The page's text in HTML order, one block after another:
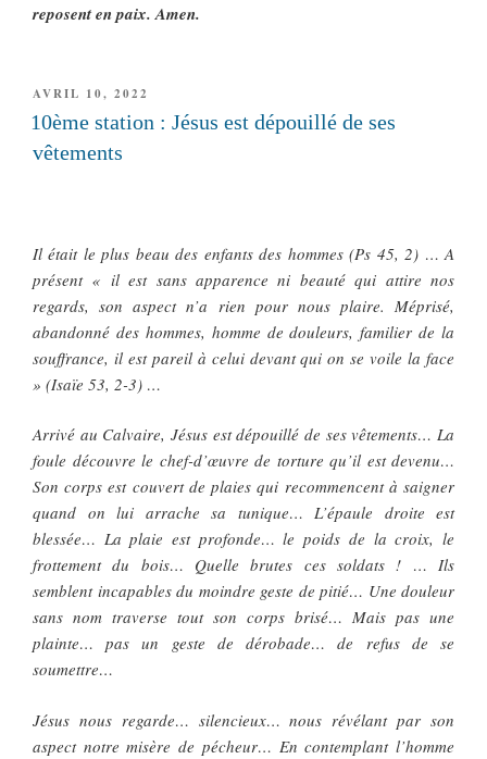
reposent en paix. Amen.
PUBLIÉ
LE
AVRIL 10, 2022
10ème station : Jésus est dépouillé de ses
vêtements
Il était le plus beau des enfants des hommes (Ps 45, 2) … A
présent « il est sans apparence ni beauté qui attire nos
regards, son aspect n’a rien pour nous plaire. Méprisé,
abandonné des hommes, homme de douleurs, familier de la
souffrance, il est pareil à celui devant qui on se voile la face
» (Isaïe 53, 2-3) …
Arrivé au Calvaire, Jésus est dépouillé de ses vêtements… La
foule découvre le chef-d’œuvre de torture qu’il est devenu…
Son corps est couvert de plaies qui recommencent à saigner
quand on lui arrache sa tunique… L’épaule droite est
blessée… La plaie est profonde… le poids de la croix, le
frottement du bois… Quelle brutes ces soldats ! … Ils
semblent incapables du moindre geste de pitié… Une douleur
sans nom traverse tout son corps brisé… Mais pas une
plainte… pas un geste de dérobade… de refus de se
soumettre…
Jésus nous regarde… silencieux… nous révélant par son
aspect notre misère de pécheur… En contemplant l’homme